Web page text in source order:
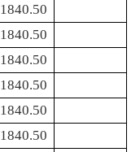
1840.50
1840.50
1840.50
1840.50
1840.50
1840.50